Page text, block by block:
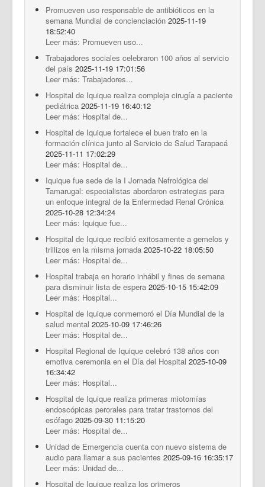
Promueven uso responsable de antibióticos en la
semana Mundial de concienciación 2025-11-19
18:52:40
Leer más: Promueven uso...
Trabajadores sociales celebraron 100 años al servicio
del país 2025-11-19 17:01:56
Leer más: Trabajadores...
Hospital de Iquique realiza compleja cirugía a paciente
pediátrica 2025-11-19 16:40:12
Leer más: Hospital de...
Hospital de Iquique fortalece el buen trato en la
formación clínica junto al Servicio de Salud Tarapacá
2025-11-11 17:02:29
Leer más: Hospital de...
Iquique fue sede de la I Jornada Nefrológica del
Tamarugal: especialistas abordaron estrategias para
un enfoque integral de la Enfermedad Renal Crónica
2025-10-28 12:34:24
Leer más: Iquique fue...
Hospital de Iquique recibió exitosamente a gemelos y
trillizos en la misma jornada 2025-10-22 18:05:50
Leer más: Hospital de...
Hospital trabaja en horario inhábil y fines de semana
para disminuir lista de espera 2025-10-15 15:42:09
Leer más: Hospital...
Hospital de Iquique conmemoró el Día Mundial de la
salud mental 2025-10-09 17:46:26
Leer más: Hospital de...
Hospital Regional de Iquique celebró 138 años con
emotiva ceremonia en el Día del Hospital 2025-10-09
16:34:42
Leer más: Hospital...
Hospital de Iquique realiza primeras miotomías
endoscópicas perorales para tratar trastornos del
esófago 2025-09-30 11:15:20
Leer más: Hospital de...
Unidad de Emergencia cuenta con nuevo sistema de
audio para llamar a sus pacientes 2025-09-16 16:35:17
Leer más: Unidad de...
Hospital de Iquique realiza los primeros